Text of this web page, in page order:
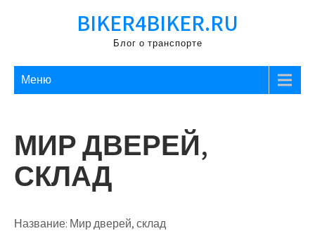
BIKER4BIKER.RU
Блог о транспорте
Меню
МИР ДВЕРЕЙ,
СКЛАД
Название: Мир дверей, склад